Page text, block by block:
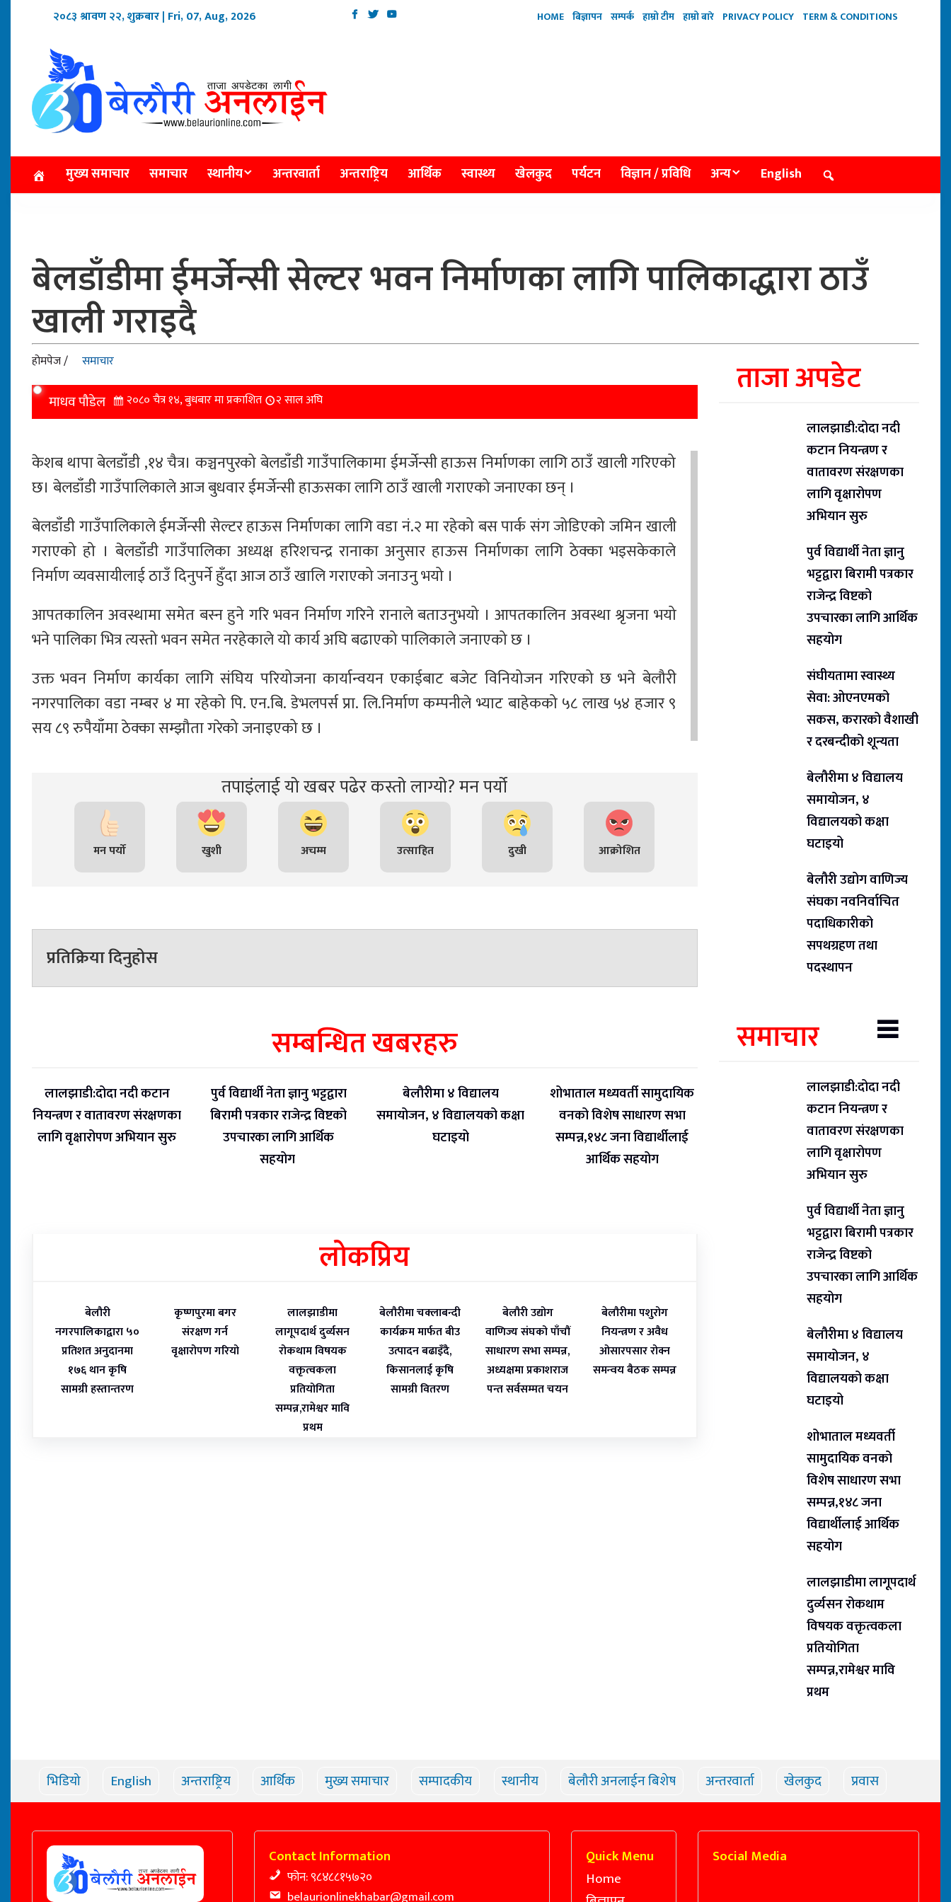
२०८३ श्रावण २२, शुक्रबार| Fri, 07, Aug, 2026 HOME बिज्ञापन सम्पर्क हाम्रो टीम हाम्रो बारे PRIVACY POLICY TERM & CONDITIONS
मुख्य समाचार समाचार स्थानीय अन्तरवार्ता अन्तराष्ट्रिय आर्थिक स्वास्थ्य खेलकुद पर्यटन विज्ञान / प्रविधि अन्य English
बेलडाँडीमा ईमर्जेन्सी सेल्टर भवन निर्माणका लागि पालिकाद्धारा ठाउँ
खाली गराइदै
होमपेज / समाचार
माधव पौडेल २०८० चैत्र १४, बुधबार मा प्रकाशित २ साल अघि
केशब थापा बेलडाँडी ,१४ चैत्र। कञ्चनपुरको बेलडाँडी गाउँपालिकामा ईमर्जेन्सी हाऊस निर्माणका लागि ठाउँ खाली गरिएको
छ। बेलडाँडी गाउँपालिकाले आज बुधवार ईमर्जेन्सी हाऊसका लागि ठाउँ खाली गराएको जनाएका छन् ।
बेलडाँडी गाउँपालिकाले ईमर्जेन्सी सेल्टर हाऊस निर्माणका लागि वडा नं.२ मा रहेको बस पार्क संग जोडिएको जमिन खाली
गराएको हो । बेलडाँडी गाउँपालिका अध्यक्ष हरिशचन्द्र रानाका अनुसार हाऊस निर्माणका लागि ठेक्का भइसकेकाले
निर्माण व्यवसायीलाई ठाउँ दिनुपर्ने हुँदा आज ठाउँ खालि गराएको जनाउनु भयो ।
आपतकालिन अवस्थामा समेत बस्न हुने गरि भवन निर्माण गरिने रानाले बताउनुभयो । आपतकालिन अवस्था श्रृजना भयो
भने पालिका भित्र त्यस्तो भवन समेत नरहेकाले यो कार्य अघि बढाएको पालिकाले जनाएको छ ।
उक्त भवन निर्माण कार्यका लागि संघिय परियोजना कार्यान्वयन एकाईबाट बजेट विनियोजन गरिएको छ भने बेलौरी
नगरपालिका वडा नम्बर ४ मा रहेको पि. एन.बि. डेभलपर्स प्रा. लि.निर्माण कम्पनीले भ्याट बाहेकको ५८ लाख ५४ हजार ९
सय ८९ रुपैयाँमा ठेक्का सम्झौता गरेको जनाइएको छ ।
तपाइंलाई यो खबर पढेर कस्तो लाग्यो? मन पर्यो
मन पर्यो खुशी अचम्म उत्साहित दुखी आक्रोशित
प्रतिक्रिया दिनुहोस
सम्बन्धित खबरहरु
लालझाडी:दोदा नदी कटान
नियन्त्रण र वातावरण संरक्षणका
लागि वृक्षारोपण अभियान सुरु
पुर्व विद्यार्थी नेता ज्ञानु भट्टद्वारा
बिरामी पत्रकार राजेन्द्र विष्टको
उपचारका लागि आर्थिक
सहयोग
बेलौरीमा ४ विद्यालय
समायोजन, ४ विद्यालयको कक्षा
घटाइयो
शोभाताल मध्यवर्ती सामुदायिक
वनको विशेष साधारण सभा
सम्पन्न,१४८ जना विद्यार्थीलाई
आर्थिक सहयोग
लोकप्रिय
बेलौरी
नगरपालिकाद्वारा ५०
प्रतिशत अनुदानमा
१७६ थान कृषि
सामग्री हस्तान्तरण
कृष्णपुरमा बगर
संरक्षण गर्न
वृक्षारोपण गरियो
लालझाडीमा
लागूपदार्थ दुर्व्यसन
रोकथाम विषयक
वक्तृत्वकला
प्रतियोगिता
सम्पन्न,रामेश्वर मावि
प्रथम
बेलौरीमा चक्लाबन्दी
कार्यक्रम मार्फत बीउ
उत्पादन बढाइँदै,
किसानलाई कृषि
सामग्री वितरण
बेलौरी उद्योग
वाणिज्य संघको पाँचौं
साधारण सभा सम्पन्न,
अध्यक्षमा प्रकाशराज
पन्त सर्वसम्मत चयन
बेलौरीमा पशुरोग
नियन्त्रण र अवैध
ओसारपसार रोक्न
समन्वय बैठक सम्पन्न
ताजा अपडेट
लालझाडी:दोदा नदी
कटान नियन्त्रण र
वातावरण संरक्षणका
लागि वृक्षारोपण
अभियान सुरु
पुर्व विद्यार्थी नेता ज्ञानु
भट्टद्वारा बिरामी पत्रकार
राजेन्द्र विष्टको
उपचारका लागि आर्थिक
सहयोग
संघीयतामा स्वास्थ्य
सेवा: ओएनएमको
सकस, करारको वैशाखी
र दरबन्दीको शून्यता
बेलौरीमा ४ विद्यालय
समायोजन, ४
विद्यालयको कक्षा
घटाइयो
बेलौरी उद्योग वाणिज्य
संघका नवनिर्वाचित
पदाधिकारीको
सपथग्रहण तथा
पदस्थापन
समाचार
लालझाडी:दोदा नदी
कटान नियन्त्रण र
वातावरण संरक्षणका
लागि वृक्षारोपण
अभियान सुरु
पुर्व विद्यार्थी नेता ज्ञानु
भट्टद्वारा बिरामी पत्रकार
राजेन्द्र विष्टको
उपचारका लागि आर्थिक
सहयोग
बेलौरीमा ४ विद्यालय
समायोजन, ४
विद्यालयको कक्षा
घटाइयो
शोभाताल मध्यवर्ती
सामुदायिक वनको
विशेष साधारण सभा
सम्पन्न,१४८ जना
विद्यार्थीलाई आर्थिक
सहयोग
लालझाडीमा लागूपदार्थ
दुर्व्यसन रोकथाम
विषयक वक्तृत्वकला
प्रतियोगिता
सम्पन्न,रामेश्वर मावि
प्रथम
भिडियो English अन्तराष्ट्रिय आर्थिक मुख्य समाचार सम्पादकीय स्थानीय बेलौरी अनलाईन बिशेष अन्तरवार्ता खेलकुद प्रवास
Contact Information
फोन: ९८४८८१५७२०
belaurionlinekhabar@gmail.com
Quick Menu
Home
Social Media